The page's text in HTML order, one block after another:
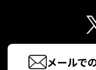
メールで